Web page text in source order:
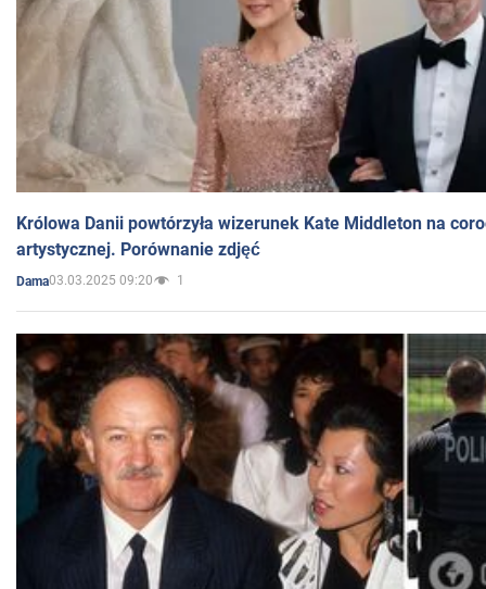
Królowa Danii powtórzyła wizerunek Kate Middleton na
artystycznej. Porównanie zdjęć
Dama03.03.2025 09:20 1